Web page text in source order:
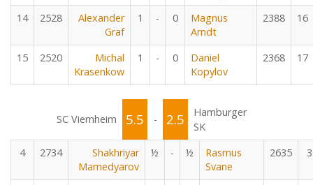
14 2528
Alexander
Graf
1 - 0
Magnus
Arndt
2388 16
15 2520
Michal
Krasenkow
1 - 0
Daniel
Kopylov
2368 17
SC Viernheim 5.5 - 2.5
Hamburger
SK
4
2734
Shakhriyar
Mamedyarov
½ - ½
Rasmus
Svane
2635 3